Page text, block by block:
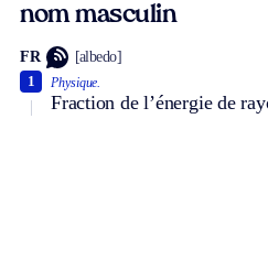
nom masculin
FR [albedo]
Physique.
Fraction de l’énergie de
1